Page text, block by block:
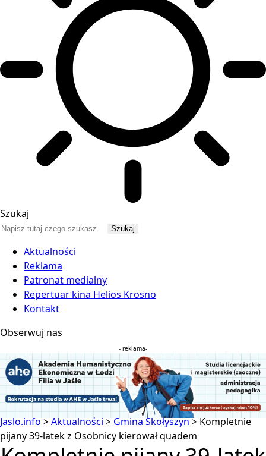
Szukaj
Aktualności
Reklama
Patronat medialny
Repertuar kina Helios Krosno
Kontakt
Obserwuj nas
- reklama-
Jaslo.info>Aktualności > Gmina Skołyszyn>Kompletnie
pijany 39-latek z Osobnicy kierował quadem